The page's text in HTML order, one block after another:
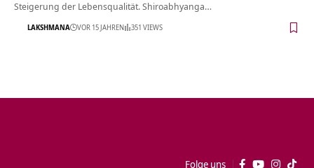
Steigerung der Lebensqualität. Shiroabhyanga…
LAKSHMANA VOR 15 JAHREN 351 VIEWS
Folge uns